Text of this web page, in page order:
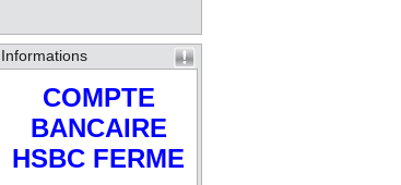
Informations
COMPTE
BANCAIRE
HSBC FERME